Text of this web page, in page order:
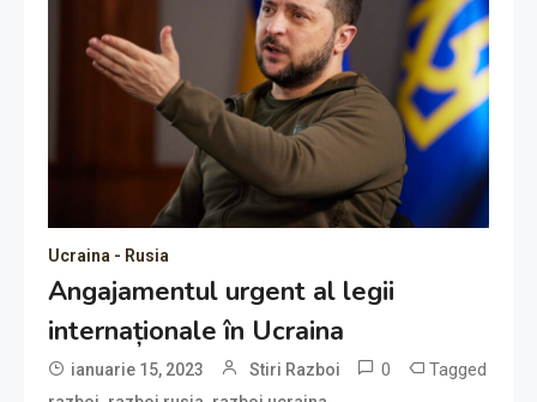
Ucraina - Rusia
Angajamentul urgent al legii
internaționale în Ucraina
ianuarie 15, 2023 Stiri Razboi 0 Tagged